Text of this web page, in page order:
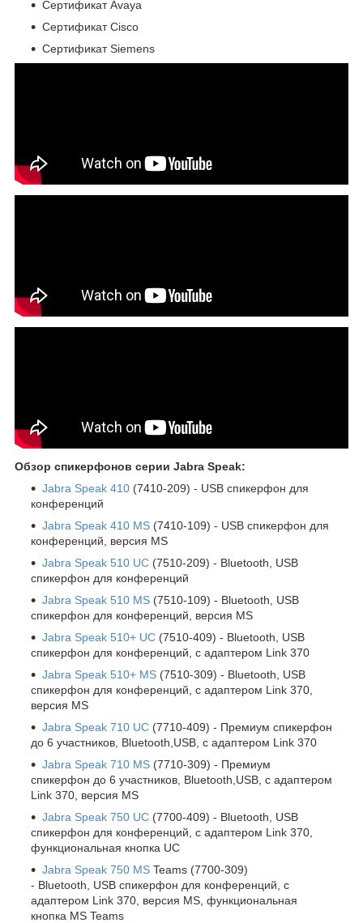
Сертификат Avaya
Сертификат Cisco
Сертификат Siemens
Обзор спикерфонов серии Jabra Speak:
Jabra Speak 410 (7410-209) - USB спикерфон для
конференций
Jabra Speak 410 MS (7410-109) - USB спикерфон для
конференций, версия MS
Jabra Speak 510 UC (7510-209) - Bluetooth, USB
спикерфон для конференций
Jabra Speak 510 MS (7510-109) - Bluetooth, USB
спикерфон для конференций, версия MS
Jabra Speak 510+ UC (7510-409) - Bluetooth, USB
спикерфон для конференций, с адаптером Link 370
Jabra Speak 510+ MS (7510-309) - Bluetooth, USB
спикерфон для конференций, с адаптером Link 370,
версия MS
Jabra Speak 710 UC (7710-409) - Премиум спикерфон
до 6 участников, Bluetooth,USB, с адаптером Link 370
Jabra Speak 710 MS (7710-309) - Премиум
спикерфон до 6 участников, Bluetooth,USB, с адаптером
Link 370, версия MS
Jabra Speak 750 UC (7700-409) - Bluetooth, USB
спикерфон для конференций, с адаптером Link 370,
функциональная кнопка UC
Jabra Speak 750 MS Teams (7700-309)
- Bluetooth, USB спикерфон для конференций, с
адаптером Link 370, версия MS, функциональная
кнопка MS Teams